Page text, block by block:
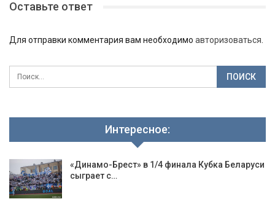
Оставьте ответ
Для отправки комментария вам необходимо авторизоваться
Интересное:
«Динамо-Брест» в 1/4 финала Кубка Беларуси
сыграет с…